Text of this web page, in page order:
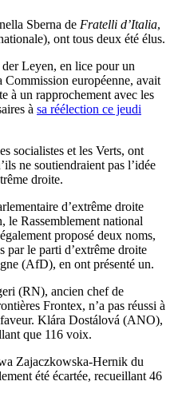
Sberna de Fratelli d’Italia,
ont tous deux été élus.
Leyen, en lice pour un
Commission européenne, avait
à un rapprochement avec les
à sa réélection ce jeudi
socialistes et les Verts, ont
ne soutiendraient pas l’idée
droite.
d’extrême droite
le Rassemblement national
proposé deux noms,
par le parti d’extrême droite
(AfD), en ont présenté un.
(RN), ancien chef de
Frontex, n’a pas réussi à
Klára Dostálová (ANO),
que 116 voix.
Zajaczkowska-Hernik du
été écartée, recueillant 46